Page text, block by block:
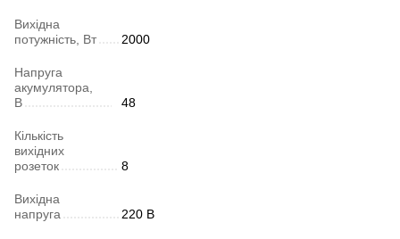
Вихідна
потужність, Вт
2000
Напруга
акумулятора,
В
48
Кількість
вихідних
розеток
8
Вихідна
напруга
220 В